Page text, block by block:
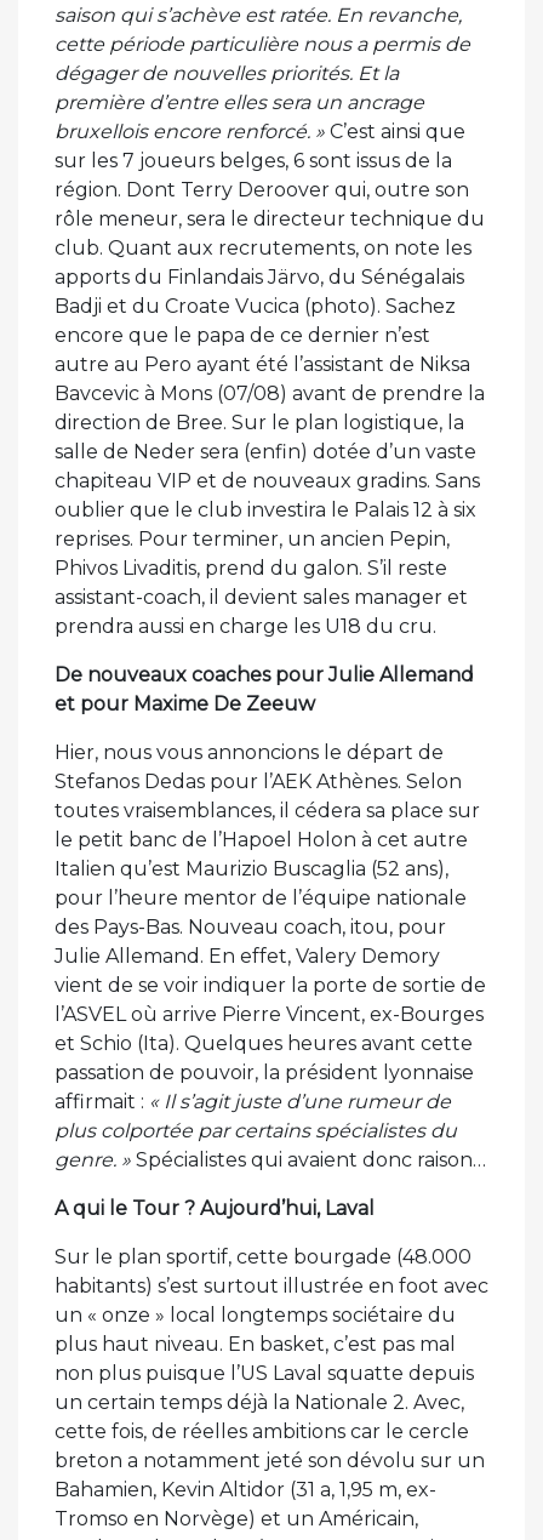
saison qui s’achève est ratée. En revanche,
cette période particulière nous a permis de
dégager de nouvelles priorités. Et la
première d’entre elles sera un ancrage
bruxellois encore renforcé. » C’est ainsi que
sur les 7 joueurs belges, 6 sont issus de la
région. Dont Terry Deroover qui, outre son
rôle meneur, sera le directeur technique du
club. Quant aux recrutements, on note les
apports du Finlandais Järvo, du Sénégalais
Badji et du Croate Vucica (photo). Sachez
encore que le papa de ce dernier n’est
autre au Pero ayant été l’assistant de Niksa
Bavcevic à Mons (07/08) avant de prendre la
direction de Bree. Sur le plan logistique, la
salle de Neder sera (enfin) dotée d’un vaste
chapiteau VIP et de nouveaux gradins. Sans
oublier que le club investira le Palais 12 à six
reprises. Pour terminer, un ancien Pepin,
Phivos Livaditis, prend du galon. S’il reste
assistant-coach, il devient sales manager et
prendra aussi en charge les U18 du cru.
De nouveaux coaches pour Julie Allemand
et pour Maxime De Zeeuw
Hier, nous vous annoncions le départ de
Stefanos Dedas pour l’AEK Athènes. Selon
toutes vraisemblances, il cédera sa place sur
le petit banc de l’Hapoel Holon à cet autre
Italien qu’est Maurizio Buscaglia (52 ans),
pour l’heure mentor de l’équipe nationale
des Pays-Bas. Nouveau coach, itou, pour
Julie Allemand. En effet, Valery Demory
vient de se voir indiquer la porte de sortie de
l’ASVEL où arrive Pierre Vincent, ex-Bourges
et Schio (Ita). Quelques heures avant cette
passation de pouvoir, la président lyonnaise
affirmait : « Il s’agit juste d’une rumeur de
plus colportée par certains spécialistes du
genre. » Spécialistes qui avaient donc raison…
A qui le Tour ? Aujourd’hui, Laval
Sur le plan sportif, cette bourgade (48.000
habitants) s’est surtout illustrée en foot avec
un « onze » local longtemps sociétaire du
plus haut niveau. En basket, c’est pas mal
non plus puisque l’US Laval squatte depuis
un certain temps déjà la Nationale 2. Avec,
cette fois, de réelles ambitions car le cercle
breton a notamment jeté son dévolu sur un
Bahamien, Kevin Altidor (31 a, 1,95 m, ex-
Tromso en Norvège) et un Américain,